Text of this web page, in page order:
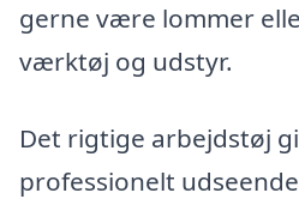
gerne være lommer
værktøj og udstyr.
Det rigtige arbejdstøj
professionelt